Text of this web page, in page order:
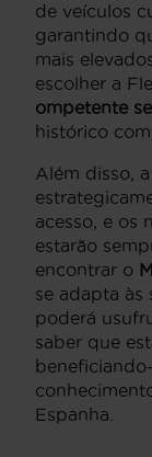
de veículos
garantindo
mais
escolher a
ompetente
histórico
Além disso,
acesso, e os
estarão
encontrar o
se adapta às
poderá
saber que
Espanha.